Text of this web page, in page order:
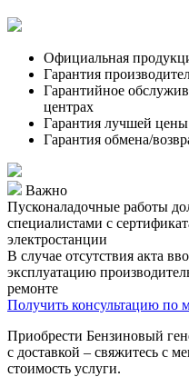
Официальная
Гарантия
Гарантийное
центрах
Гарантия лучшей цены
Гарантия обмена/
Важно
Пусконаладочные работы
специалистами с
электростанции
В случае отсутствия акта
эксплуатацию
ремонте
Получить консультацию по
Приобрести Бензиновый
с доставкой – свяжитесь с
стоимость услуги.